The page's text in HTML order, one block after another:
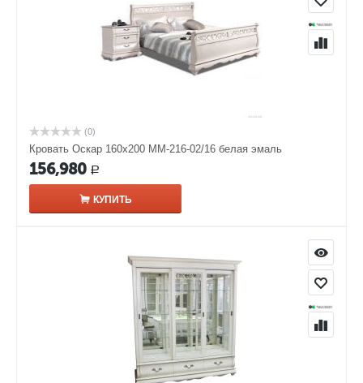
(0)
Кровать Оскар 160х200 ММ-216-02/16 белая эмаль
156,980 Р
КУПИТЬ